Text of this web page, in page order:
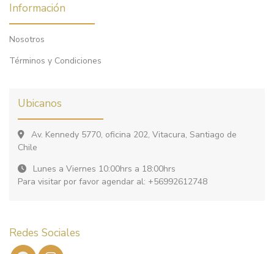
Información
Nosotros
Términos y Condiciones
Ubicanos
Av. Kennedy 5770, oficina 202, Vitacura, Santiago de
Chile
Lunes a Viernes 10:00hrs a 18:00hrs
Para visitar por favor agendar al: +56992612748
Redes Sociales